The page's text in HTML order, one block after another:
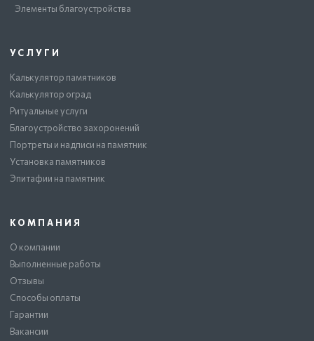
Элементы благоустройства
УСЛУГИ
Калькулятор памятников
Калькулятор оград
Ритуальные услуги
Благоустройство захоронений
Портреты и надписи на памятник
Установка памятников
Эпитафии на памятник
КОМПАНИЯ
О компании
Выполненные работы
Отзывы
Способы оплаты
Гарантии
Вакансии